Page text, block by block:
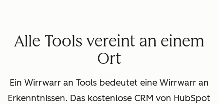
Alle Tools vereint an einem
Ort
Ein Wirrwarr an Tools bedeutet eine Wirrwarr an
Erkenntnissen. Das kostenlose CRM von HubSpot